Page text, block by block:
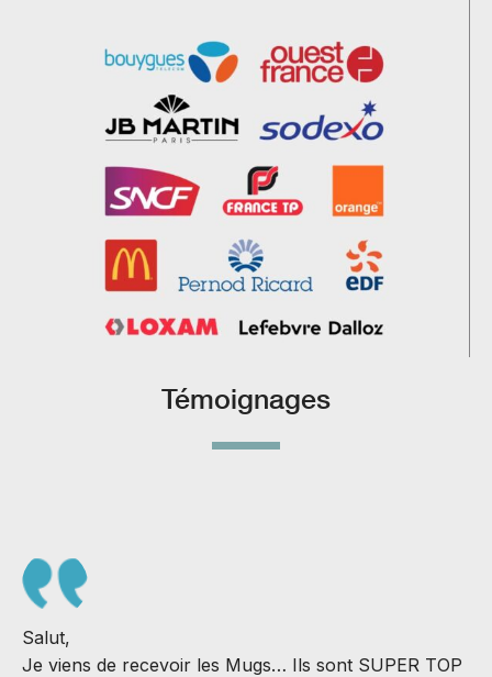
Témoignages
Salut,
Je viens de recevoir les Mugs… Ils sont SUPER TOP